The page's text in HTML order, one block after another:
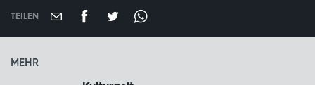
TEILEN
MEHR